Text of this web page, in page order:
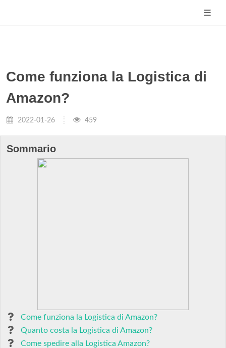
Come funziona la Logistica di
Amazon?
2022-01-26 459
Sommario
Come funziona la Logistica di Amazon?
Quanto costa la Logistica di Amazon?
Come spedire alla Logistica Amazon?